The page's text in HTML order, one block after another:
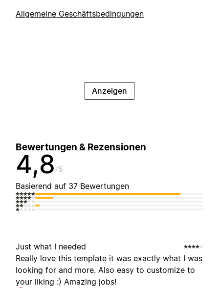
Allgemeine Geschäftsbedingungen
Anzeigen
Bewertungen & Rezensionen
4,8 5
Basierend auf 37 Bewertungen
Just what I needed
Really love this template it was exactly what I was
looking for and more. Also easy to customize to
your liking :) Amazing jobs!